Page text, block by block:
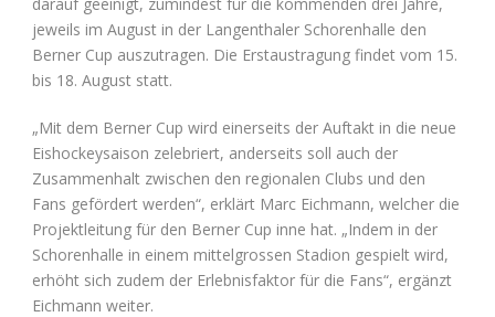
jeweils im August in der Langenthaler Schorenhalle den
Berner Cup auszutragen. Die Erstaustragung findet vom 15.
bis 18. August statt.
„Mit dem Berner Cup wird einerseits der Auftakt in die neue
Eishockeysaison zelebriert, anderseits soll auch der
Zusammenhalt zwischen den regionalen Clubs und den
Fans gefördert werden“, erklärt Marc Eichmann, welcher die
Projektleitung für den Berner Cup inne hat. „Indem in der
Schorenhalle in einem mittelgrossen Stadion gespielt wird,
erhöht sich zudem der Erlebnisfaktor für die Fans“, ergänzt
Eichmann weiter.